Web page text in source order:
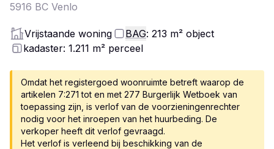
5916 BC Venlo
Vrijstaande woning BAG: 213 m² object
kadaster: 1.211 m² perceel
Omdat het registergoed woonruimte betreft waarop de
artikelen 7:271 tot en met 277 Burgerlijk Wetboek van
toepassing zijn, is verlof van de voorzieningenrechter
nodig voor het inroepen van het huurbeding. De
verkoper heeft dit verlof gevraagd.
Het verlof is verleend bij beschikking van de